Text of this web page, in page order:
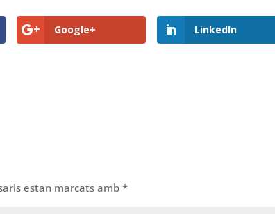
Google+ LinkedIn
estan marcats amb*